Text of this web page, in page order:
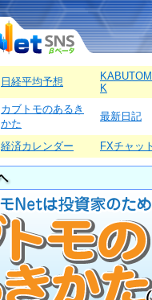
日経平均予想
K
カブトモのあるき
かた
最新日記
経済カレンダー FXチャッ